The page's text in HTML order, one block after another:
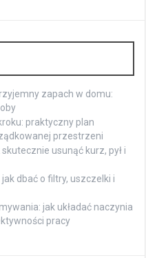
zapach w domu:
praktyczny plan
przestrzeni
usunąć kurz, pył i
dbać o filtry, uszczelki i
jak układać naczynia
pracy